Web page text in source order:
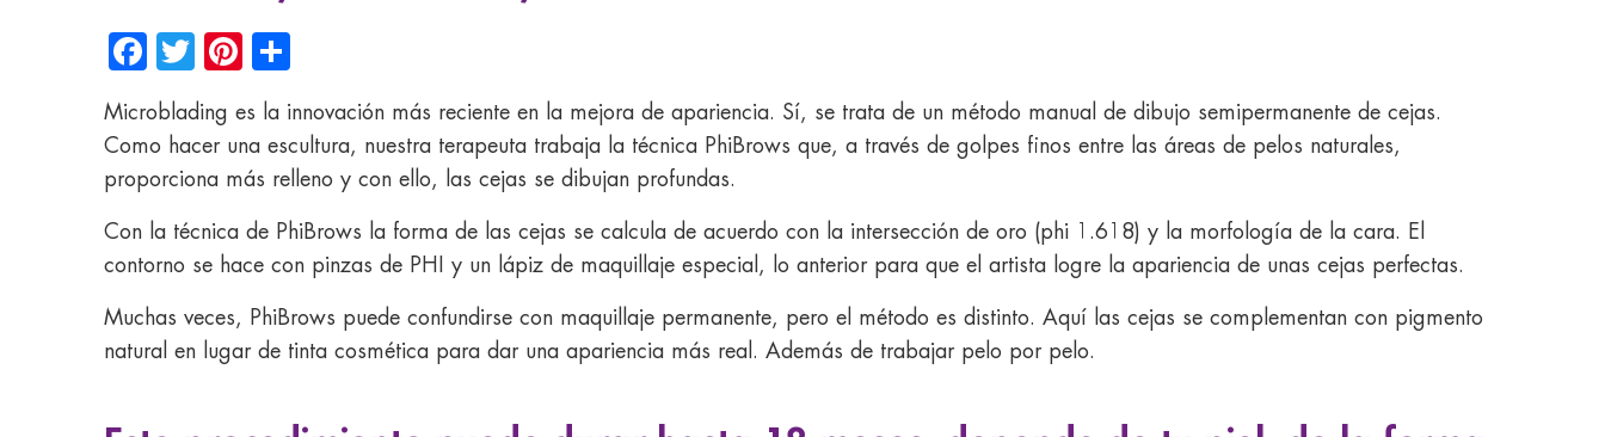
Facebook
TwitterPinterest
Microblading es la innovación más reciente en la mejora de apariencia. Sí, se trata de un método manual de dibujo semipermanente de cejas.
Como hacer una escultura, nuestra terapeuta trabaja la técnica PhiBrows que, a través de golpes finos entre las áreas de pelos naturales,
proporciona más relleno y con ello, las cejas se dibujan profundas.
Con la técnica de PhiBrows la forma de las cejas se calcula de acuerdo con la intersección de oro (phi 1.618) y la morfología de la cara. El
contorno se hace con pinzas de PHI y un lápiz de maquillaje especial, lo anterior para que el artista logre la apariencia de unas cejas perfectas.
Muchas veces, PhiBrows puede confundirse con maquillaje permanente, pero el método es distinto. Aquí las cejas se complementan con pigmento
natural en lugar de tinta cosmética para dar una apariencia más real. Además de trabajar pelo por pelo.